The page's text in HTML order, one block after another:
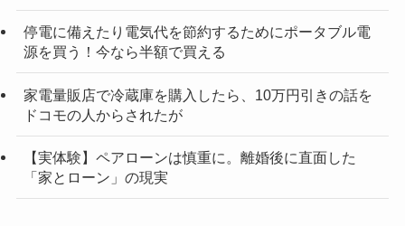
停電に備えたり電気代を節約するためにポータブル電
源を買う！今なら半額で買える
家電量販店で冷蔵庫を購入したら、10万円引きの話を
ドコモの人からされたが
【実体験】ペアローンは慎重に。離婚後に直面した
「家とローン」の現実